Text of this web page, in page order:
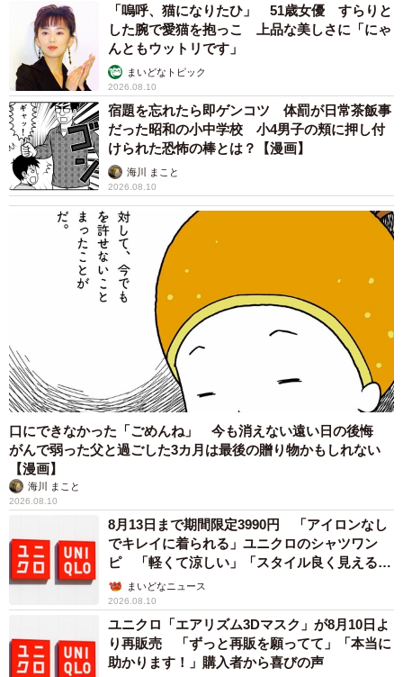
どの反響が殺到した。スポーツカーが運んだのは、祖母と
孫の間に流れる、かけがえのない時間だったようだ。
■灯油さん
https://x.com/yfns250f
おばあちゃんに「買い物連れてって」って言われたけど、
これ虐待とかにならない？
— 灯油 (@yfns250f) April 30, 2026
「嗚呼、猫になりたひ」 51歳女優 すらりと
した腕で愛猫を抱っこ 上品な美しさに「にゃ
んともウットリです」
まいどなトピック
2026.08.10
宿題を忘れたら即ゲンコツ 体罰が日常茶飯事
だった昭和の小中学校 小4男子の頬に押し付
けられた恐怖の棒とは？【漫画】
海川 まこと
2026.08.10
口にできなかった「ごめんね」 今も消えない遠い日の後悔
がんで弱った父と過ごした3カ月は最後の贈り物かもしれない
【漫画】
海川 まこと
2026.08.10
8月13日まで期間限定3990円 「アイロンなし
でキレイに着られる」ユニクロのシャツワン
ピ 「軽くて涼しい」「スタイル良く見える」
の声まいどなニュース
2026.08.10
ユニクロ「エアリズム3Dマスク」が8月10日よ
り再販売 「ずっと再販を願ってて」「本当に
助かります！」購入者から喜びの声